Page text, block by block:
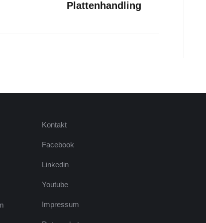
Plattenhandling
Kontakt
Facebook
Linkedin
Youtube
Impressum